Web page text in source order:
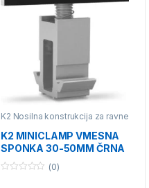
K2 Nosilna konstrukcija za ravne
Posamezni deli
nosilne konstrukcije
K2 MINICLAMP VMESNA
SPONKA 30-50MM ČRNA
2002609
(0)